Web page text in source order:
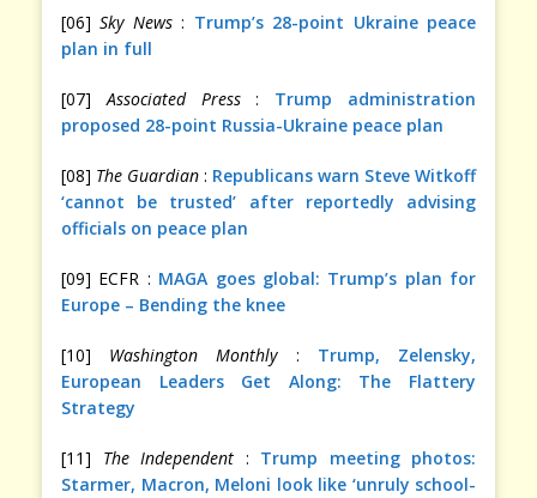
[06]Sky News: Trump’s 28-point Ukraine peace
plan in full
[07]Associated Press: Trump administration
proposed 28-point Russia-Ukraine peace plan
[08] The Guardian : Republicans warn Steve Witkoff
‘cannot be trusted’ after reportedly advising
officials on peace plan
[09] ECFR : MAGA goes global: Trump’s plan for
Europe – Bending the knee
[10] Washington Monthly: Trump, Zelensky,
European Leaders Get Along: The Flattery
Strategy
[11] The Independent : Trump meeting photos:
Starmer, Macron, Meloni look like ‘unruly school-